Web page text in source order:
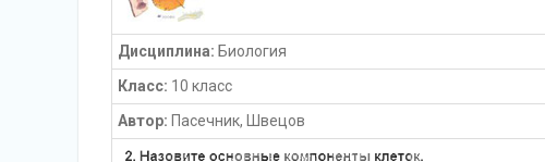
Дисциплина: Биология
Класс: 10 класс
Автор: Пасечник, Швецов